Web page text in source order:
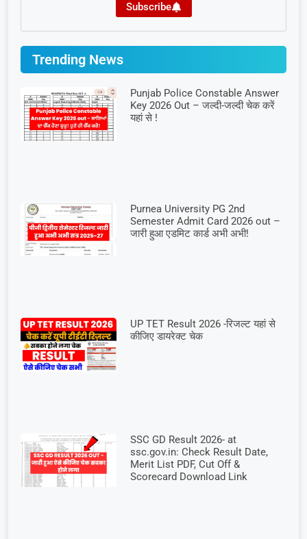
Subscribe
Trending News
Punjab Police Constable Answer
Key 2026 Out – जल्दी-जल्दी चेक करें
यहां से !
Purnea University PG 2nd
Semester Admit Card 2026 out –
जारी हुआ एडमिट कार्ड अभी अभी!
UP TET Result 2026 -रिजल्ट यहां से
कीजिए डायरेक्ट चेक
SSC GD Result 2026- at
ssc.gov.in: Check Result Date,
Merit List PDF, Cut Off &
Scorecard Download Link